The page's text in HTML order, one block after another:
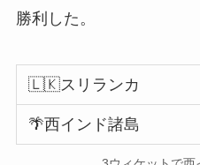
勝利した。
🇱🇰スリランカ
🌴西インド諸島